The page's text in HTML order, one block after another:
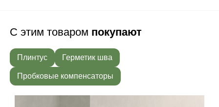
С этим товаром покупают
Плинтус Герметик шва
Пробковые компенсаторы